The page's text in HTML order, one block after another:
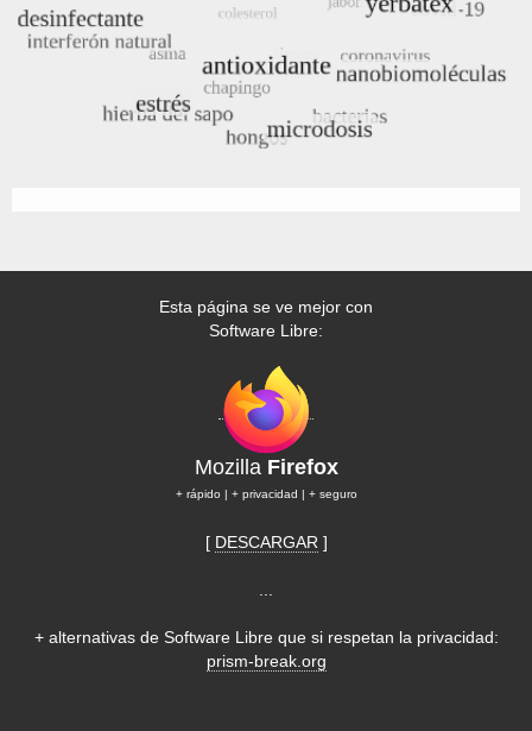
Esta página se ve mejor con
Software Libre:
Mozilla Firefox
+ rápido | + privacidad | + seguro
[ DESCARGAR ]
+ alternativas de Software Libre que si respetan la privacidad:
prism-break.org